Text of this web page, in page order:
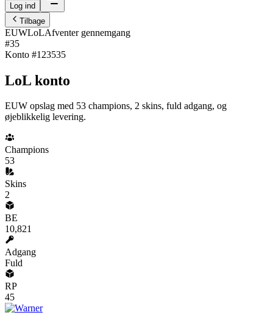
Log ind
Tilbage
EUWLoLAfventer gennemgang
#35
Konto #123535
LoL konto
EUW opslag med 53 champions, 2 skins, fuld adgang, og
øjeblikkelig levering.
Champions
53
Skins
2
BE
10,821
Adgang
Fuld
RP
45